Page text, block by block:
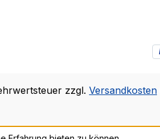
zzgl. Versandkosten